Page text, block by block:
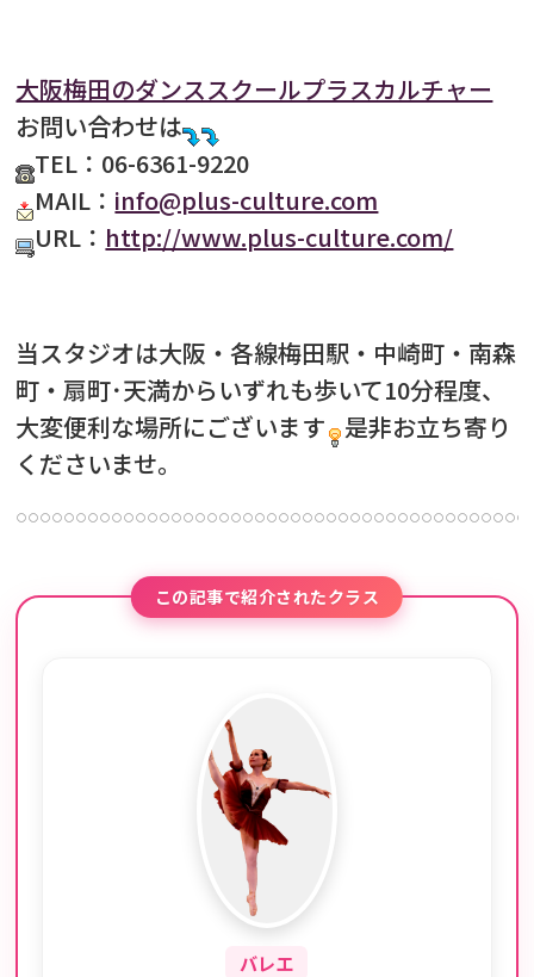
大阪梅田のダンススクールプラスカルチャー
お問い合わせは
TEL：06-6361-9220
MAIL： info@plus-culture.com
URL： http://www.plus-culture.com/
当スタジオは大阪・各線梅田駅・中崎町・南森
町・扇町･天満からいずれも歩いて10分程度、
大変便利な場所にございます
是非お立ち寄り
くださいませ。
この記事で紹介されたクラス
バレエ